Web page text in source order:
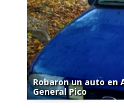
Robaron un auto en
General Pico